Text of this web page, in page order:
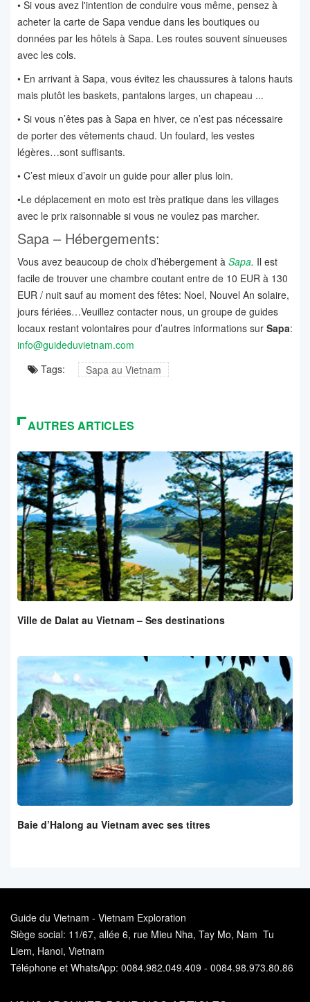
• Si vous avez l'intention de conduire vous même, pensez à
acheter la carte de Sapa vendue dans les boutiques ou
données par les hôtels à Sapa. Les routes souvent sinueuses
avec les cols.
• En arrivant à Sapa, vous évitez les chaussures à talons hauts
mais plutôt les baskets, pantalons larges, un chapeau ...
• Si vous n’êtes pas à Sapa en hiver, ce n’est pas nécessaire
de porter des vêtements chaud. Un foulard, les vestes
légères…sont suffisants.
• C’est mieux d’avoir un guide pour aller plus loin.
•Le déplacement en moto est très pratique dans les villages
avec le prix raisonnable si vous ne voulez pas marcher.
Sapa – Hébergements:
Vous avez beaucoup de choix d’hébergement à Sapa. Il est
facile de trouver une chambre coutant entre de 10 EUR à 130
EUR / nuit sauf au moment des fêtes: Noel, Nouvel An solaire,
jours fériées…Veuillez contacter nous, un groupe de guides
locaux restant volontaires pour d’autres informations sur Sapa:
info@guideduvietnam.com
Tags:
Sapa au Vietnam
AUTRES ARTICLES
Ville de Dalat au Vietnam – Ses destinations
Baie d’Halong au Vietnam avec ses titres
Guide du Vietnam - Vietnam Exploration
Siège social: 11/67, allée 6, rue Mieu Nha, Tay Mo, Nam Tu
Liem, Hanoi, Vietnam
Téléphone et WhatsApp: 0084.982.049.409 - 0084.98.973.80.86